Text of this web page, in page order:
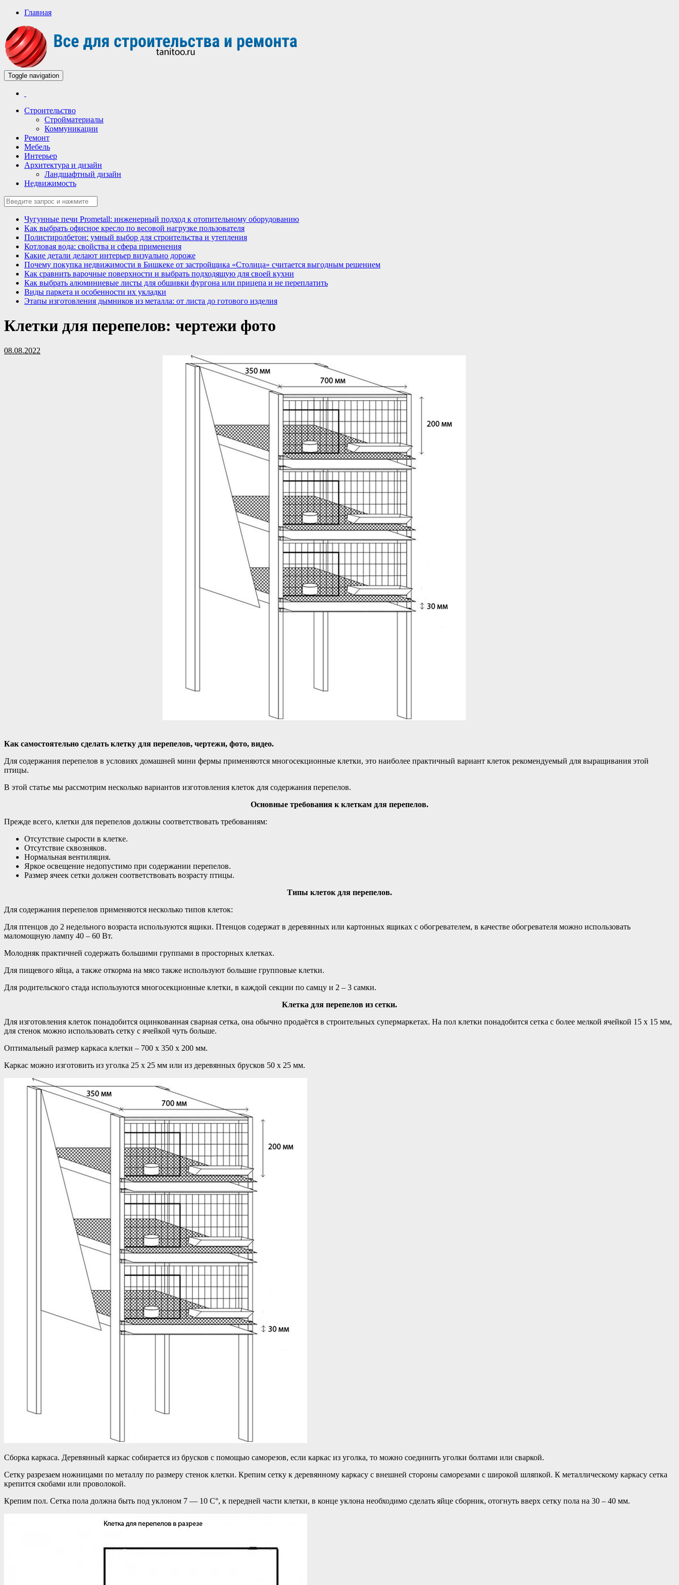
Главная
Строительный портал
Всё для строительства и ремонта
Toggle navigation
Строительство
Стройматериалы
Коммуникации
Ремонт
Мебель
Интерьер
Архитектура и дизайн
Ландшафтный дизайн
Недвижимость
Чугунные печи Prometall: инженерный подход к отопительному оборудованию
Как выбрать офисное кресло по весовой нагрузке пользователя
Полистиролбетон: умный выбор для строительства и утепления
Котловая вода: свойства и сфера применения
Какие детали делают интерьер визуально дороже
Почему покупка недвижимости в Бишкеке от застройщика «Столица» считается выгодным решением
Как сравнить варочные поверхности и выбрать подходящую для своей кухни
Как выбрать алюминиевые листы для обшивки фургона или прицепа и не переплатить
Виды паркета и особенности их укладки
Этапы изготовления дымников из металла: от листа до готового изделия
Клетки для перепелов: чертежи фото
08.08.2022
Как самостоятельно сделать клетку для перепелов, чертежи, фото, видео.
Для содержания перепелов в условиях домашней мини фермы применяются многосекционные клетки, это наиболее практичный вариант клеток рекомендуемый для выращивания этой
птицы.
В этой статье мы рассмотрим несколько вариантов изготовления клеток для содержания перепелов.
Основные требования к клеткам для перепелов.
Прежде всего, клетки для перепелов должны соответствовать требованиям:
Отсутствие сырости в клетке.
Отсутствие сквозняков.
Нормальная вентиляция.
Яркое освещение недопустимо при содержании перепелов.
Размер ячеек сетки должен соответствовать возрасту птицы.
Типы клеток для перепелов.
Для содержания перепелов применяются несколько типов клеток:
Для птенцов до 2 недельного возраста используются ящики. Птенцов содержат в деревянных или картонных ящиках с обогревателем, в качестве обогревателя можно использовать
маломощную лампу 40 – 60 Вт.
Молодняк практичней содержать большими группами в просторных клетках.
Для пищевого яйца, а также откорма на мясо также используют большие групповые клетки.
Для родительского стада используются многосекционные клетки, в каждой секции по самцу и 2 – 3 самки.
Клетка для перепелов из сетки.
Для изготовления клеток понадобится оцинкованная сварная сетка, она обычно продаётся в строительных супермаркетах. На пол клетки понадобится сетка с более мелкой ячейкой 15 х 15 мм,
для стенок можно использовать сетку с ячейкой чуть больше.
Оптимальный размер каркаса клетки – 700 х 350 х 200 мм.
Каркас можно изготовить из уголка 25 х 25 мм или из деревянных брусков 50 х 25 мм.
Сборка каркаса. Деревянный каркас собирается из брусков с помощью саморезов, если каркас из уголка, то можно соединить уголки болтами или сваркой.
Сетку разрезаем ножницами по металлу по размеру стенок клетки. Крепим сетку к деревянному каркасу с внешней стороны саморезами с широкой шляпкой. К металлическому каркасу сетка
крепится скобами или проволокой.
Крепим пол. Сетка пола должна быть под уклоном 7 — 10 С°, к передней части клетки, в конце уклона необходимо сделать яйце сборник, отогнуть вверх сетку пола на 30 – 40 мм.